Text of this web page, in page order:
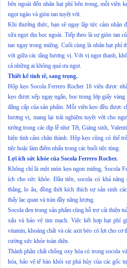
bên ngoài đến nhân hạt phỉ bên trong, mỗi viên
ngọt ngào và giòn tan tuyệt vời.
Khi thưởng thức, bạn sẽ ngay lập tức cảm nhận
sữa ngọt dịu bọc ngoài. Tiếp theo là sự giòn tan
tan ngay trong miệng. Cuối cùng là nhân hạt phỉ
vời giữa các tầng hương vị. Với vị ngọt thanh,
cả những ai không quá ưa ngọt.
Thiết kế tinh tế, sang trọng.
Hộp kẹo Socola Ferrero Rocher 16 viên được
kẹo được xếp ngay ngắn, bọc trong lớp giấy
đẳng cấp của sản phẩm. Mỗi viên kẹo đều được
hương vị, mang lại trải nghiệm tuyệt vời cho
tưởng trong các dịp lễ như Tết, Giáng sinh,
hiện tình cảm chân thành. Hộp kẹo cũng có thể
tiệc hoặc làm điểm nhấn trong các buổi tiệc tùng.
Lợi ích sức khỏe của Socola Ferrero Rocher.
Không chỉ là một món kẹo ngon miệng, Socola
ích cho sức khỏe. Đầu tiên, socola có khả năng
thẳng, lo âu, đồng thời kích thích sự sản sinh
thấy lạc quan và tràn đầy năng lượng.
Socola đen trong sản phẩm cũng hỗ trợ cải thiện
xấu và bảo vệ tim mạch. Việc kết hợp hạt phỉ
vitamin, khoáng chất và các axit béo có lợi cho cơ
cường sức khỏe toàn diện.
Thành phần chất chống oxy hóa có trong socola
hóa, bảo vệ tế bào khỏi sự phá hủy của các gốc